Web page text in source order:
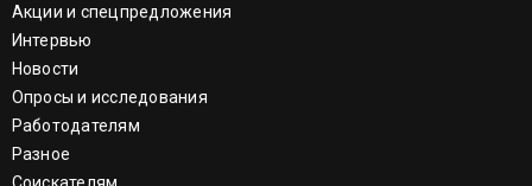
Акции и спецпредложения
Интервью
Новости
Опросы и исследования
Работодателям
Разное
Соискателям